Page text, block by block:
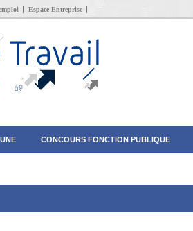
Espace Entreprise
CONCOURS FONCTION PUBLIQUE